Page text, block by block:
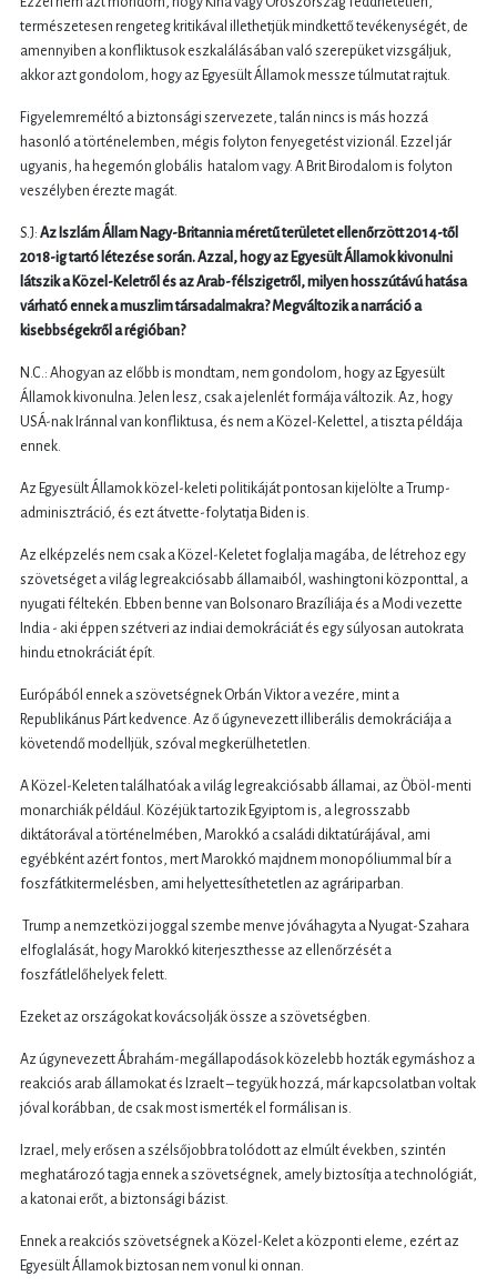
természetesen rengeteg kritikával illethetjük mindkettő tevékenységét, de
amennyiben a konfliktusok eszkalálásában való szerepüket vizsgáljuk,
akkor azt gondolom, hogy az Egyesült Államok messze túlmutat rajtuk.
Figyelemreméltó a biztonsági szervezete, talán nincs is más hozzá
hasonló a történelemben, mégis folyton fenyegetést vizionál. Ezzel jár
ugyanis, ha hegemón globális hatalom vagy. A Brit Birodalom is folyton
veszélyben érezte magát.
S.J: Az Iszlám Állam Nagy-Britannia méretű területet ellenőrzött 2014-től
2018-ig tartó létezése során. Azzal, hogy az Egyesült Államok kivonulni
látszik a Közel-Keletről és az Arab-félszigetről, milyen hosszútávú hatása
várható ennek a muszlim társadalmakra? Megváltozik a narráció a
kisebbségekről a régióban?
N.C.: Ahogyan az előbb is mondtam, nem gondolom, hogy az Egyesült
Államok kivonulna. Jelen lesz, csak a jelenlét formája változik. Az, hogy
USÁ-nak Iránnal van konfliktusa, és nem a Közel-Kelettel, a tiszta példája
ennek.
Az Egyesült Államok közel-keleti politikáját pontosan kijelölte a Trump-
adminisztráció, és ezt átvette-folytatja Biden is.
Az elképzelés nem csak a Közel-Keletet foglalja magába, de létrehoz egy
szövetséget a világ legreakciósabb államaiból, washingtoni központtal, a
nyugati féltekén. Ebben benne van Bolsonaro Brazíliája és a Modi vezette
India - aki éppen szétveri az indiai demokráciát és egy súlyosan autokrata
hindu etnokráciát épít.
Európából ennek a szövetségnek Orbán Viktor a vezére, mint a
Republikánus Párt kedvence. Az ő úgynevezett illiberális demokráciája a
követendő modelljük, szóval megkerülhetetlen.
A Közel-Keleten találhatóak a világ legreakciósabb államai, az Öböl-menti
monarchiák például. Közéjük tartozik Egyiptom is, a legrosszabb
diktátorával a történelmében, Marokkó a családi diktatúrájával, ami
egyébként azért fontos, mert Marokkó majdnem monopóliummal bír a
foszfátkitermelésben, ami helyettesíthetetlen az agráriparban.
Trump a nemzetközi joggal szembe menve jóváhagyta a Nyugat-Szahara
elfoglalását, hogy Marokkó kiterjeszthesse az ellenőrzését a
foszfátlelőhelyek felett.
Ezeket az országokat kovácsolják össze a szövetségben.
Az úgynevezett Ábrahám-megállapodások közelebb hozták egymáshoz a
reakciós arab államokat és Izraelt – tegyük hozzá, már kapcsolatban voltak
jóval korábban, de csak most ismerték el formálisan is.
Izrael, mely erősen a szélsőjobbra tolódott az elmúlt években, szintén
meghatározó tagja ennek a szövetségnek, amely biztosítja a technológiát,
a katonai erőt, a biztonsági bázist.
Ennek a reakciós szövetségnek a Közel-Kelet a központi eleme, ezért az
Egyesült Államok biztosan nem vonul ki onnan.